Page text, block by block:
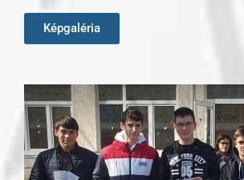
Képgaléria